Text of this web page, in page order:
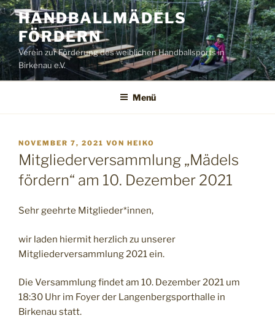
Zum
Inhalt
springen
HANDBALLMÄDELS
FÖRDERN
Verein zur Förderung des weiblichen Handballsports in
Birkenau e.V.
Menü
VERÖFFENTLICHT
AM
NOVEMBER 7, 2021 VON HEIKO
Mitgliederversammlung „Mädels
fördern“ am 10. Dezember 2021
Sehr geehrte Mitglieder*innen,
wir laden hiermit herzlich zu unserer
Mitgliederversammlung 2021 ein.
Die Versammlung findet am 10. Dezember 2021 um
18:30 Uhr im Foyer der Langenbergsporthalle in
Birkenau statt.